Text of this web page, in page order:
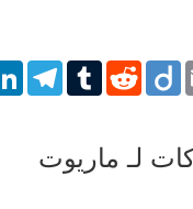
TumblrRedditDiigo
لـ ماريوت